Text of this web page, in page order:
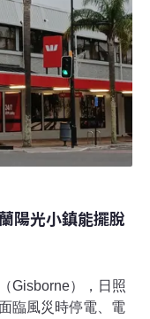
價則是第三度凍
年10月。台電向
應漲1.8%，「但些
反應和敏感性比較
陽光小鎮能擺脫
Gisborne），日照
臨風災時停電、電